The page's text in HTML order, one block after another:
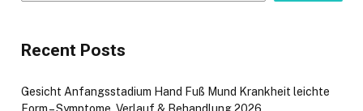
Recent Posts
Gesicht Anfangsstadium Hand Fuß Mund Krankheit leichte